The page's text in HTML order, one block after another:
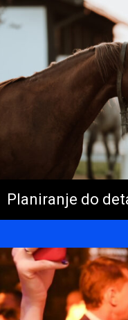
Planiranje do